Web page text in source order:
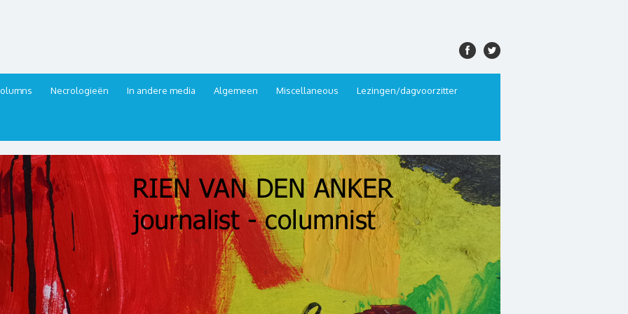
Necrologieën In andere media Algemeen Miscellaneous Lezingen/dagvoorzitter